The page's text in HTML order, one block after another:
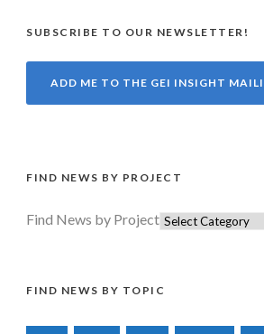
SUBSCRIBE TO OUR NEWSLETTER!
ADD ME TO THE GEI INSIGHT
FIND NEWS BY PROJECT
Find News by Project
FIND NEWS BY TOPIC